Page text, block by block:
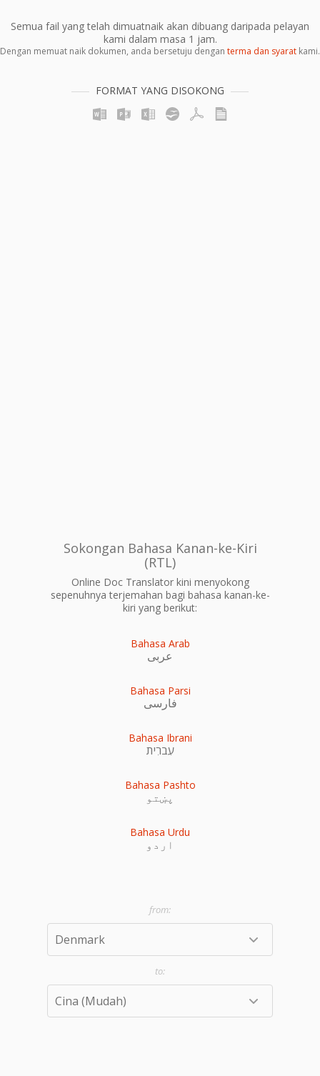
Semua fail yang telah dimuatnaik akan dibuang daripada pelayan
kami dalam masa 1 jam.
Dengan memuat naik dokumen, anda bersetuju dengan terma dan syarat kami.
FORMAT YANG DISOKONG
Sokongan Bahasa Kanan-ke-Kiri
(RTL)
Online Doc Translator kini menyokong
sepenuhnya terjemahan bagi bahasa kanan-ke-
kiri yang berikut:
Bahasa Arab
عربى
Bahasa Parsi
فارسی
Bahasa Ibrani
עִברִית
Bahasa Pashto
پښتو
Bahasa Urdu
اردو